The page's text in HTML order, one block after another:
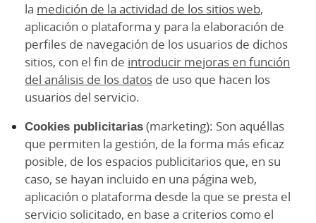
la medición de la actividad de los sitios web,
aplicación o plataforma y para la elaboración de
perfiles de navegación de los usuarios de dichos
sitios, con el fin de introducir mejoras en función
del análisis de los datos de uso que hacen los
usuarios del servicio.
Cookies publicitarias(marketing): Son aquéllas
que permiten la gestión, de la forma más eficaz
posible, de los espacios publicitarios que, en su
caso, se hayan incluido en una página web,
aplicación o plataforma desde la que se presta el
servicio solicitado, en base a criterios como el